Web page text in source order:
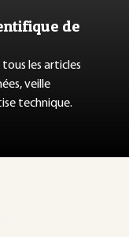
de
les articles
veille
technique.